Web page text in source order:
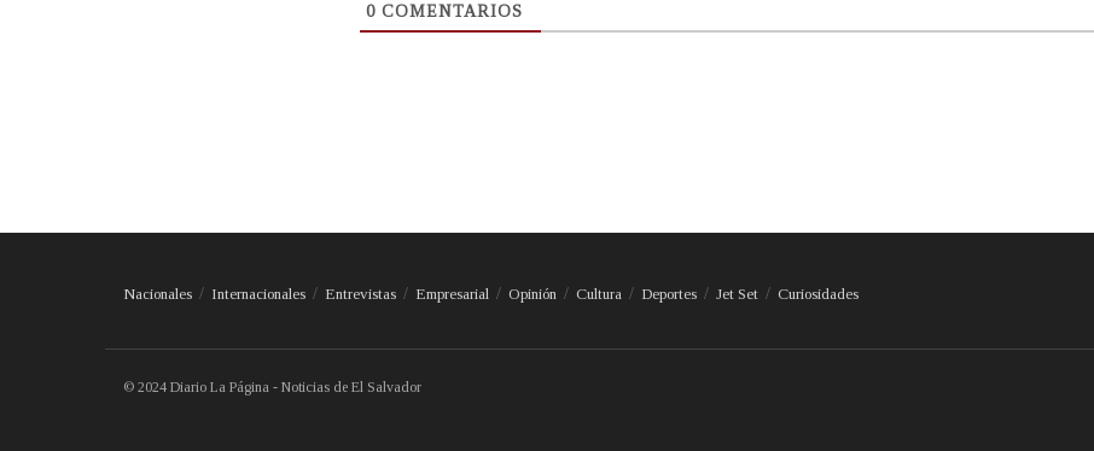
0 COMENTARIOS
Nacionales Internacionales Entrevistas Empresarial Opinión Cultura Deportes Jet Set Curiosidades
© 2024 Diario La Página - Noticias de El Salvador